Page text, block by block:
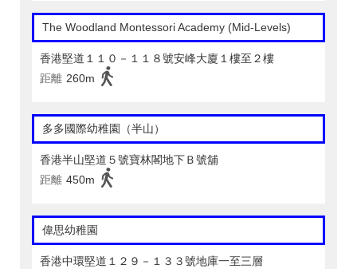
The Woodland Montessori Academy (Mid-Levels)
香港堅道１１０－１１８號安峰大廈１樓至２樓
距離 260m
多多國際幼稚園（半山）
香港半山堅道５號寶林閣地下Ｂ號舖
距離 450m
偉思幼稚園
香港中環堅道１２９－１３３號地庫一至三層